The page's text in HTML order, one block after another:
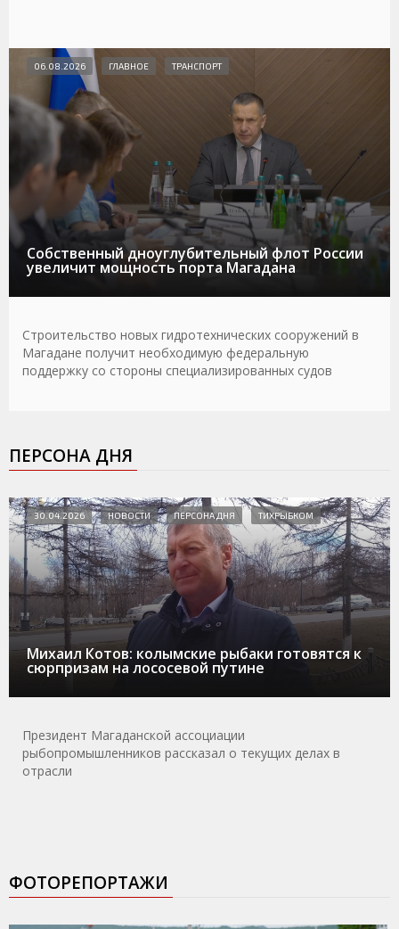
Собственный дноуглубительный флот России
увеличит мощность порта Магадана
06.08.2026 ГЛАВНОЕ ТРАНСПОРТ
Строительство новых гидротехнических сооружений в
Магадане получит необходимую федеральную
поддержку со стороны специализированных судов
ПЕРСОНА ДНЯ
Михаил Котов: колымские рыбаки готовятся к
сюрпризам на лососевой путине
30.04.2026 НОВОСТИ ПЕРСОНА ДНЯ ТИХРЫБКОМ
Президент Магаданской ассоциации
рыбопромышленников рассказал о текущих делах в
отрасли
ФОТОРЕПОРТАЖИ